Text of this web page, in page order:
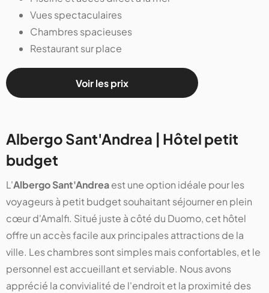
Vues spectaculaires
Chambres spacieuses
Restaurant sur place
Voir les prix
Albergo Sant'Andrea | Hôtel petit
budget
L'Albergo Sant'Andreaest une option idéale pour les
voyageurs à petit budget souhaitant séjourner en plein
cœur d'Amalfi. Situé juste à côté du Duomo, cet hôtel
offre un accès facile aux principales attractions de la
ville. Les chambres sont simples mais confortables, et le
personnel est accueillant et serviable. Nous avons
apprécié la convivialité de l'endroit et la proximité des